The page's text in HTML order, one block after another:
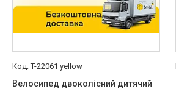
T-22061 yellow
Велосипед двоколісний дитячий